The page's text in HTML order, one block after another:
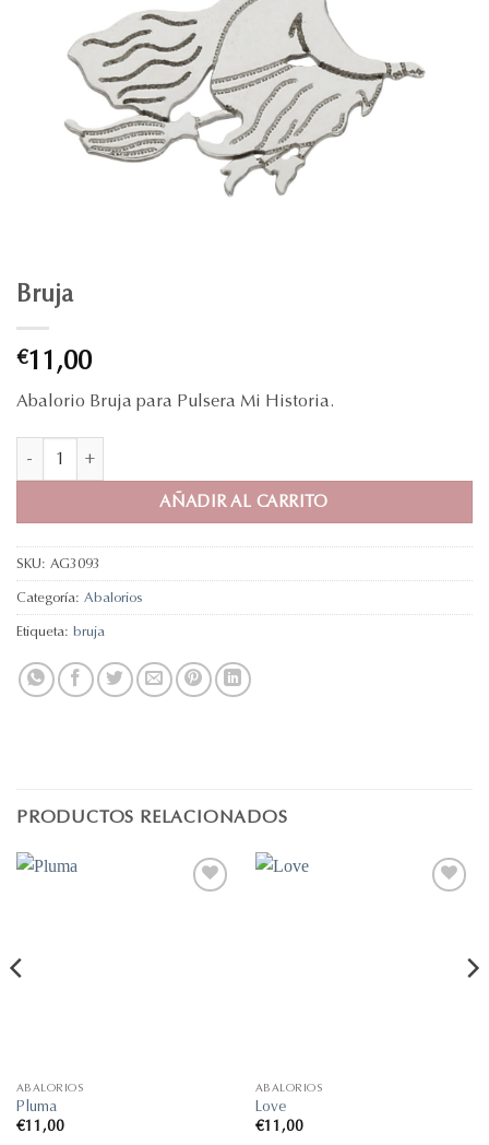
Bruja
€11,00
Abalorio Bruja para Pulsera Mi Historia.
Bruja cantidad
AÑADIR AL CARRITO
SKU: AG3093
Categoría: Abalorios
Etiqueta: bruja
PRODUCTOS RELACIONADOS
ABALORIOS
Pluma
€11,00
ABALORIOS
Love
€11,00